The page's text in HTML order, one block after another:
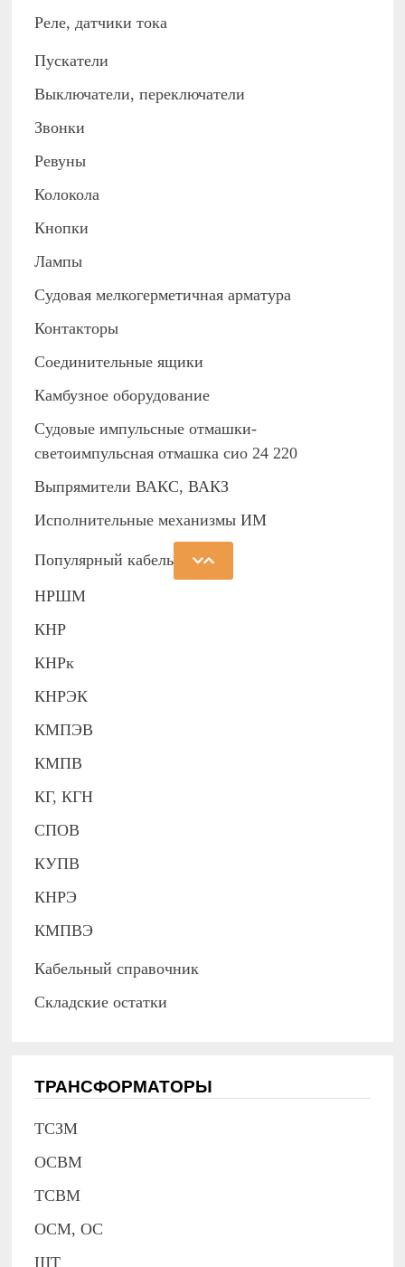
Реле, датчики тока
Пускатели
Выключатели, переключатели
Звонки
Ревуны
Колокола
Кнопки
Лампы
Судовая мелкогерметичная арматура
Контакторы
Соединительные ящики
Камбузное оборудование
Судовые импульсные отмашки-
светоимпульсная отмашка сио 24 220
Выпрямители ВАКС, ВАКЗ
Исполнительные механизмы ИМ
Популярный кабель
НРШМ
КНР
КНРк
КНРЭК
КМПЭВ
КМПВ
КГ, КГН
СПОВ
КУПВ
КНРЭ
КМПВЭ
Кабельный справочник
Складские остатки
ТРАНСФОРМАТОРЫ
ТСЗМ
ОСВМ
ТСВМ
ОСМ, ОС
ШТ